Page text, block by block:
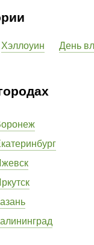
Хэллоуин День